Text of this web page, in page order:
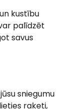
kustību
palīdzēt
savus
sniegumu
raketi,